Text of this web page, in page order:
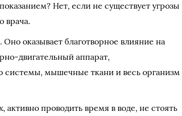
Нет, если не существует угрозы
врача.
оказывает благотворное влияние на
двигательный аппарат,
системы, мышечные ткани и весь организм
активно проводить время в воде, не стоять